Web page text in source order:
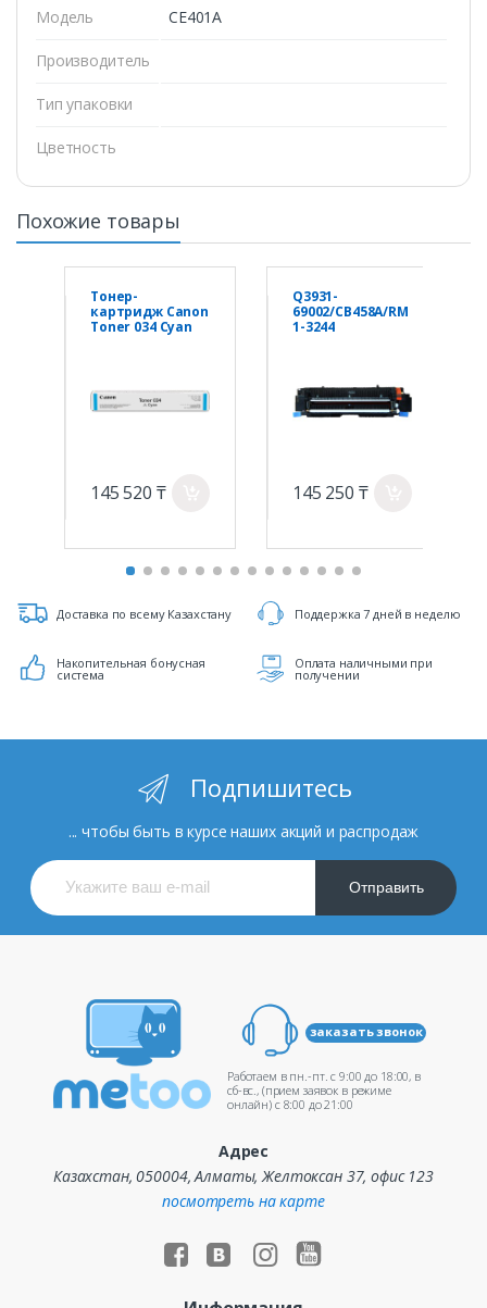
Модель CE401A
Производитель
Тип упаковки
Цветность
Похожие товары
Тонер-
картридж Canon
Toner 034 Cyan
145 520 ₸
Q3931-
69002/CB458A/RM
1-3244
M6040 (O)
145 250 ₸
Доставка по всему Казахстану Поддержка 7 дней в неделю
Накопительная бонусная
система
Оплата наличными при
получении
Подпишитесь
... чтобы быть в курсе наших акций и распродаж
Отправить
заказать звонок
Работаем в пн.-пт. c 9:00 до 18:00, в
сб-вс., (прием заявок в режиме
онлайн) c 8:00 до 21:00
Адрес
Казахстан, 050004, Алматы, Желтоксан 37, офис 123
посмотреть на карте